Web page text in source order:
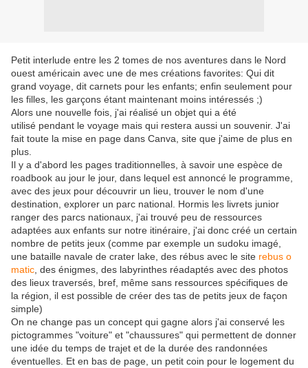
Petit interlude entre les 2 tomes de nos aventures dans le Nord
ouest américain avec une de mes créations favorites: Qui dit
grand voyage, dit carnets pour les enfants; enfin seulement pour
les filles, les garçons étant maintenant moins intéressés ;)
Alors une nouvelle fois, j'ai réalisé un objet qui a été
utilisé pendant le voyage mais qui restera aussi un souvenir. J'ai
fait toute la mise en page dans Canva, site que j'aime de plus en
plus.
Il y a d'abord les pages traditionnelles, à savoir une espèce de
roadbook au jour le jour, dans lequel est annoncé le programme,
avec des jeux pour découvrir un lieu, trouver le nom d'une
destination, explorer un parc national. Hormis les livrets junior
ranger des parcs nationaux, j'ai trouvé peu de ressources
adaptées aux enfants sur notre itinéraire, j'ai donc créé un certain
nombre de petits jeux (comme par exemple un sudoku imagé,
une bataille navale de crater lake, des rébus avec le site rebus o
matic , des énigmes, des labyrinthes réadaptés avec des photos
des lieux traversés, bref, même sans ressources spécifiques de
la région, il est possible de créer des tas de petits jeux de façon
simple)
On ne change pas un concept qui gagne alors j'ai conservé les
pictogrammes "voiture" et "chaussures" qui permettent de donner
une idée du temps de trajet et de la durée des randonnées
éventuelles. Et en bas de page, un petit coin pour le logement du